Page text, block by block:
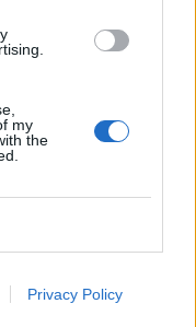
my
the
Privacy Policy